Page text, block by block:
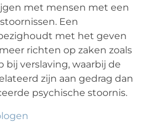
met mensen met een
Een
met het geven
richten op zaken zoals
bij verslaving, waarbij de
zijn aan gedrag dan
psychische stoornis.